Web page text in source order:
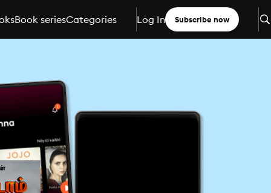
Book seriesCategories Log In Subscribe now